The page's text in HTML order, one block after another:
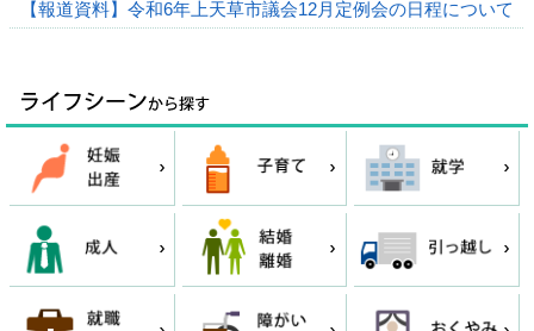
【報道資料】令和6年上天草市議会12月定例会の日程について